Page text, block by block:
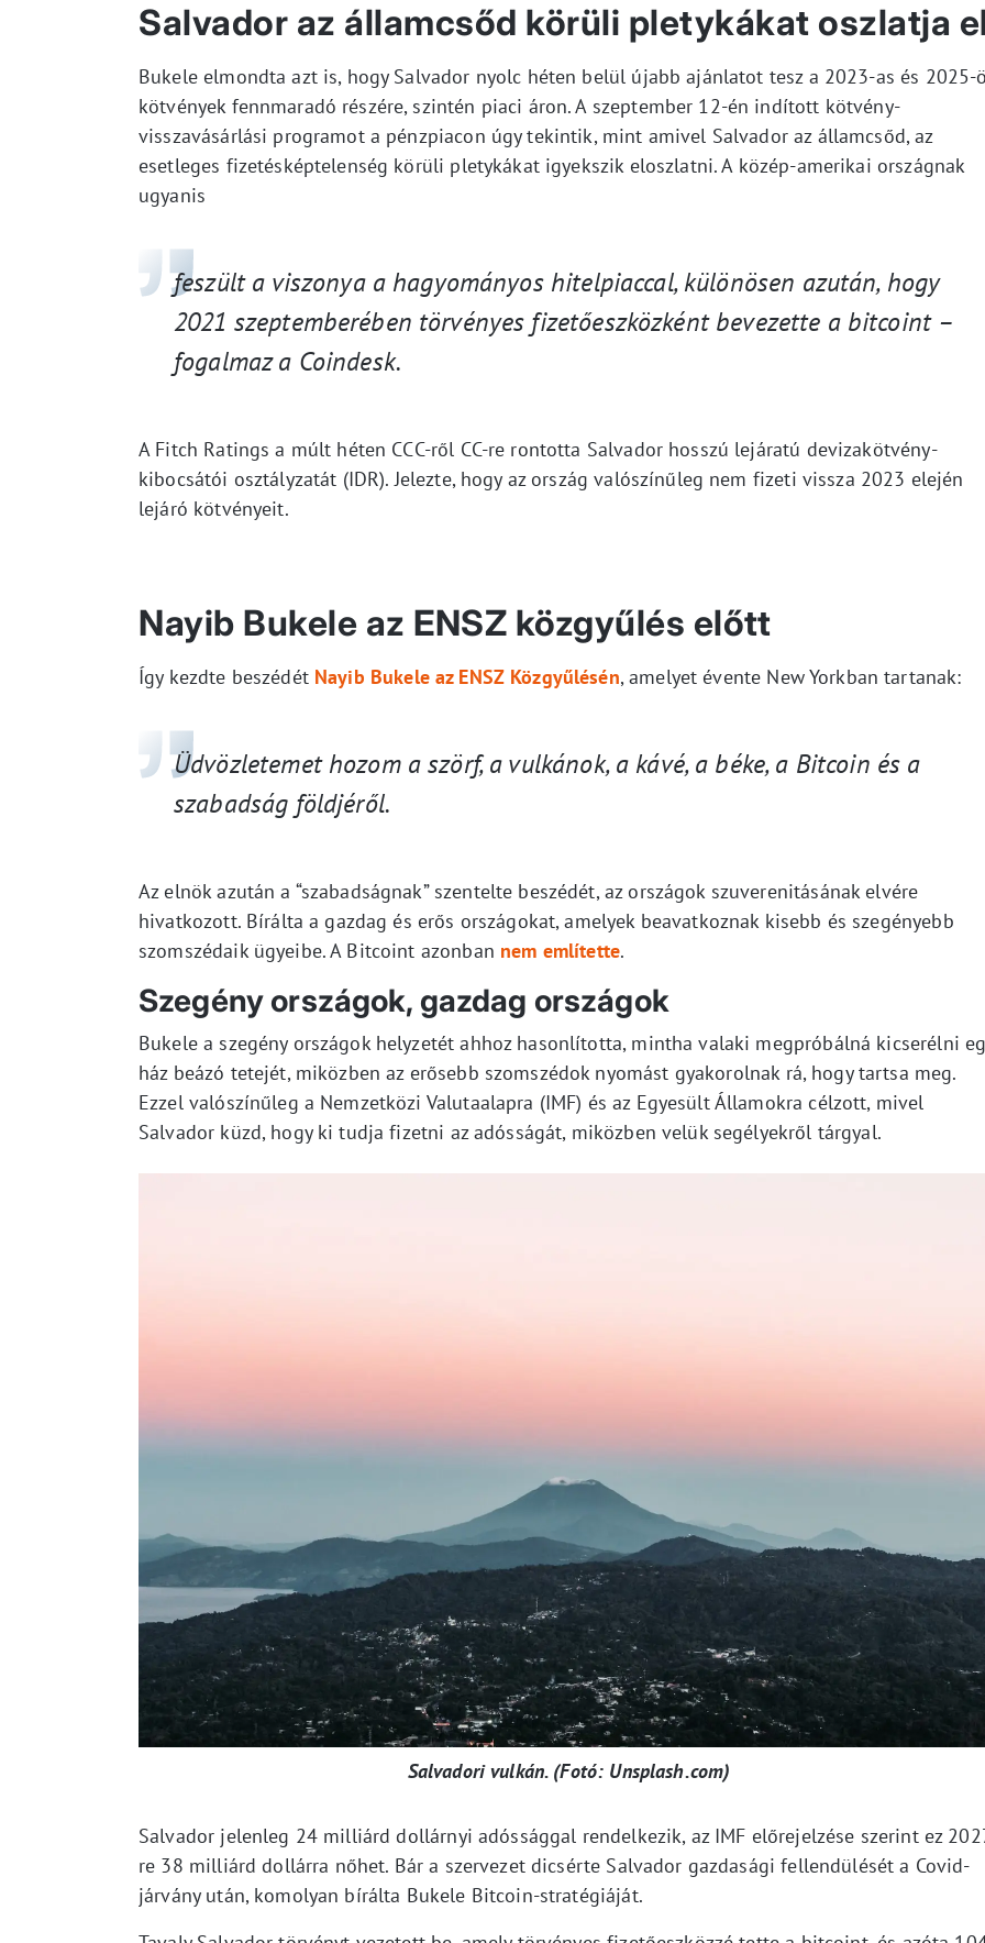
Salvador az államcsőd körüli pletykákat oszlatja
Bukele elmondta azt is, hogy Salvador nyolc héten belül újabb ajánlatot tesz a 2023-as és 2025-
kötvények fennmaradó részére, szintén piaci áron. A szeptember 12-én indított kötvény-
visszavásárlási programot a pénzpiacon úgy tekintik, mint amivel Salvador az államcsőd, az
esetleges fizetésképtelenség körüli pletykákat igyekszik eloszlatni. A közép-amerikai országnak
ugyanis
feszült a viszonya a hagyományos hitelpiaccal, különösen azután, hogy
2021 szeptemberében törvényes fizetőeszközként bevezette a bitcoint –
fogalmaz a Coindesk.
A Fitch Ratings a múlt héten CCC-ről CC-re rontotta Salvador hosszú lejáratú devizakötvény-
kibocsátói osztályzatát (IDR). Jelezte, hogy az ország valószínűleg nem fizeti vissza 2023 elején
lejáró kötvényeit.
Nayib Bukele az ENSZ közgyűlés előtt
Így kezdte beszédét Nayib Bukele az ENSZ Közgyűlésén, amelyet évente New Yorkban tartanak:
Üdvözletemet hozom a szörf, a vulkánok, a kávé, a béke, a Bitcoin és a
szabadság földjéről.
Az elnök azután a “szabadságnak” szentelte beszédét, az országok szuverenitásának elvére
hivatkozott. Bírálta a gazdag és erős országokat, amelyek beavatkoznak kisebb és szegényebb
szomszédaik ügyeibe. A Bitcoint azonban nem említette.
Szegény országok, gazdag országok
Bukele a szegény országok helyzetét ahhoz hasonlította, mintha valaki megpróbálná kicserélni
ház beázó tetejét, miközben az erősebb szomszédok nyomást gyakorolnak rá, hogy tartsa meg.
Ezzel valószínűleg a Nemzetközi Valutaalapra (IMF) és az Egyesült Államokra célzott, mivel
Salvador küzd, hogy ki tudja fizetni az adósságát, miközben velük segélyekről tárgyal.
Salvadori vulkán. (Fotó: Unsplash.com)
Salvador jelenleg 24 milliárd dollárnyi adóssággal rendelkezik, az IMF előrejelzése szerint ez
re 38 milliárd dollárra nőhet. Bár a szervezet dicsérte Salvador gazdasági fellendülését a Covid-
járvány után, komolyan bírálta Bukele Bitcoin-stratégiáját.